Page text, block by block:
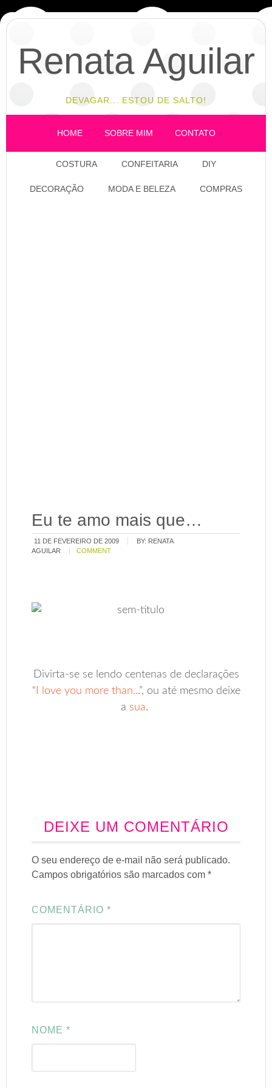
Renata Aguilar
DEVAGAR... ESTOU DE SALTO!
HOME SOBRE MIM CONTATO
COSTURA CONFEITARIA DIY
DECORAÇÃO MODA E BELEZA COMPRAS
Eu te amo mais que…
11 DE FEVEREIRO DE 2009 BY: RENATA
AGUILAR
COMMENT
Divirta-se se lendo centenas de declarações
“ I love you more than...”, ou até mesmo deixe
a sua.
DEIXE UM COMENTÁRIO
O seu endereço de e-mail não será publicado.
Campos obrigatórios são marcados com*
COMENTÁRIO*
NOME*